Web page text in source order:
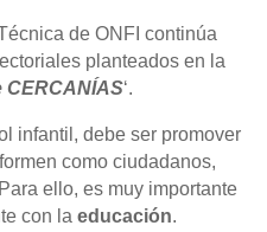
de ONFI continúa
planteados en la
CERCANÍAS‘.
infantil, debe ser promover
como ciudadanos,
ello, es muy importante
con la educación.